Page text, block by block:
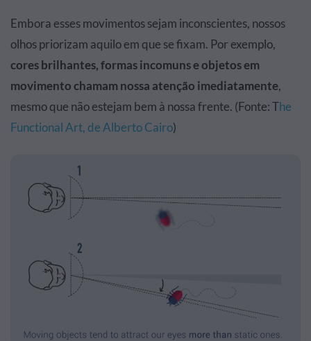
Embora esses movimentos sejam inconscientes, nossos
olhos priorizam aquilo em que se fixam. Por exemplo,
cores brilhantes, formas incomuns e objetos em
movimento chamam nossa atenção imediatamente,
mesmo que não estejam bem à nossa frente. (Fonte: The
Functional Art, de Alberto Cairo)